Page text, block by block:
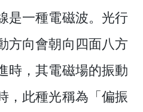
是一種電磁波。光行
方向會朝向四面八方
時，其電磁場的振動
，此種光稱為「偏振